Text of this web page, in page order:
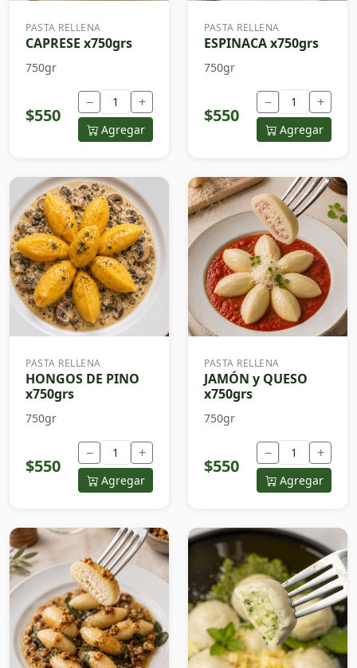
PASTA RELLENA
CAPRESE x750grs
750gr
$550
− +
Agregar
PASTA RELLENA
ESPINACA x750grs
750gr
$550
− +
Agregar
PASTA RELLENA
HONGOS DE PINO
x750grs
750gr
$550
− +
Agregar
PASTA RELLENA
JAMÓN y QUESO
x750grs
750gr
$550
− +
Agregar